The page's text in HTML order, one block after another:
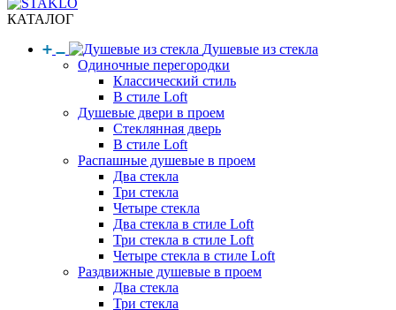
КАТАЛОГ
Душевые из стекла
Одиночные перегородки
Классический стиль
В стиле Loft
Душевые двери в проем
Стеклянная дверь
В стиле Loft
Распашные душевые в проем
Два стекла
Три стекла
Четыре стекла
Два стекла в стиле Loft
Три стекла в стиле Loft
Четыре стекла в стиле Loft
Раздвижные душевые в проем
Два стекла
Три стекла